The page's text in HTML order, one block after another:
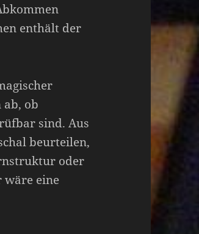
enthält der
ob
sind. Aus
beurteilen,
oder
wäre eine